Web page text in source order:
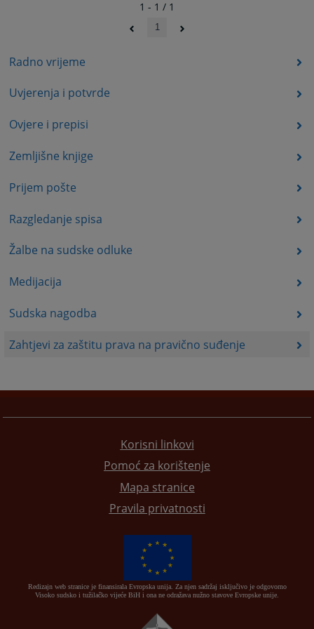
Radno vrijeme
Uvjerenja i potvrde
Ovjere i prepisi
Zemljišne knjige
Prijem pošte
Razgledanje spisa
Žalbe na sudske odluke
Medijacija
Sudska nagodba
Zahtjevi za zaštitu prava na pravično suđenje
1 - 1 / 1
1
Korisni linkovi
Pomoć za korištenje
Mapa stranice
Pravila privatnosti
Redizajn web stranice je finansirala Evropska unija. Za njen sadržaj isključivo je odgovorno
Visoko sudsko i tužilačko vijeće BiH i ona ne odražava nužno stavove Evropske unije.